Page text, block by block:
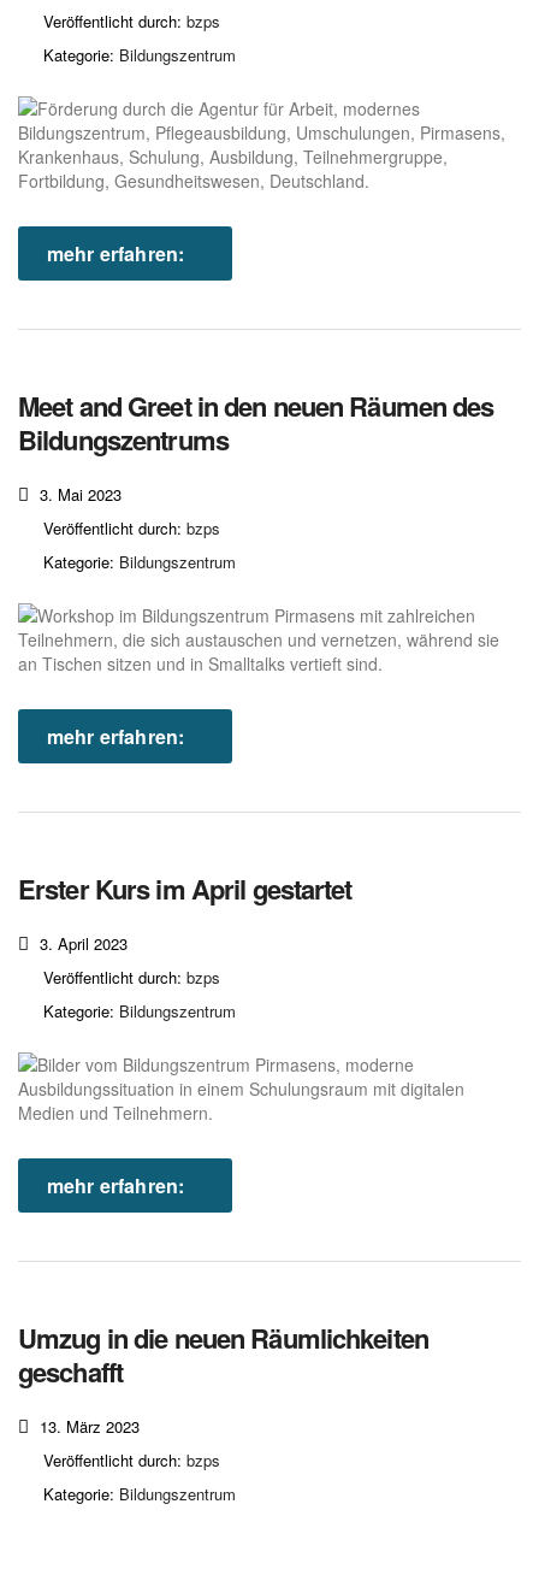
Veröffentlicht durch: bzps
Kategorie: Bildungszentrum
mehr erfahren:
Meet and Greet in den neuen Räumen des
Bildungszentrums
3. Mai 2023
Veröffentlicht durch: bzps
Kategorie: Bildungszentrum
mehr erfahren:
Erster Kurs im April gestartet
3. April 2023
Veröffentlicht durch: bzps
Kategorie: Bildungszentrum
mehr erfahren:
Umzug in die neuen Räumlichkeiten
geschafft
13. März 2023
Veröffentlicht durch: bzps
Kategorie: Bildungszentrum